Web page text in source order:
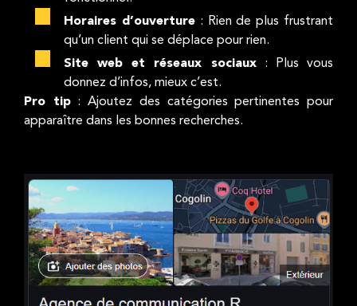
Horaires d’ouverture: Rien de plus frustrant
qu’un client qui se déplace pour rien.
Site web et réseaux sociaux: Plus vous
donnez d’infos, mieux c’est.
Pro tip: Ajoutez des catégories pertinentes pour
apparaître dans les bonnes recherches.